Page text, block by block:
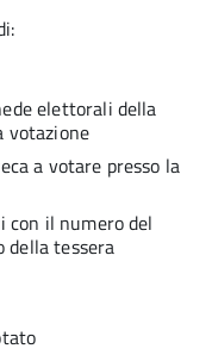
elettorali della
votazione
a votare presso la
il numero del
della tessera